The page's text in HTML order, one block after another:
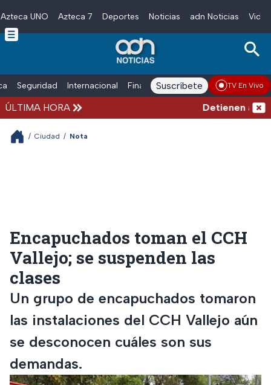
Skip to main content
Azteca UNO Azteca 7 Deportes Noticias adn Noticias
Seguridad Internacional Finanzas adn Noticias Radio
Suscríbete TV En Vivo
ÚLTIMA HORA Detienen al
/ Ciudad / Nota
Encapuchados toman el CCH
Vallejo; se suspenden las
clases
Un grupo de encapuchados tomaron
las instalaciones del CCH Vallejo aún
se desconocen cuáles son sus
demandas.